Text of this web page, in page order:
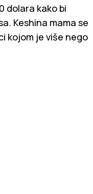
dolara kako bi
Keshina mama se
kojom je više nego